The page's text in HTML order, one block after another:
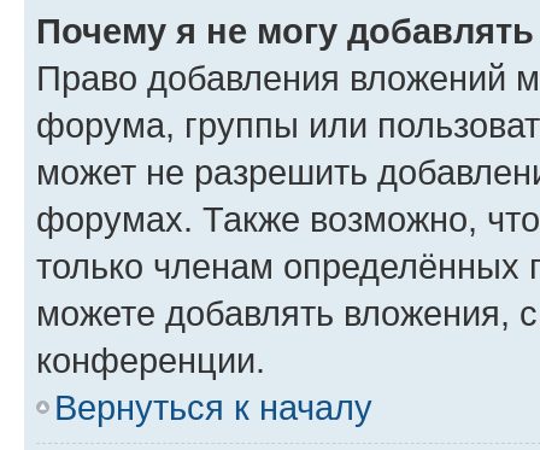
Почему я не могу
Право добавления вложений
форума, группы или
может не разрешить
форумах. Также возможно,
только членам определённых
можете добавлять вложения,
конференции.
Вернуться к началу